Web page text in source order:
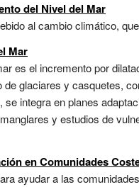
del Nivel del Mar
al cambio climático,
Mar
es el incremento por
de glaciares y casquetes,
se integra en planes
y estudios de
en Comunidades
ayudar a las